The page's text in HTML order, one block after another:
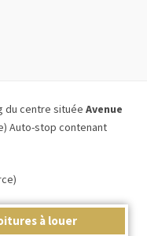
du centre située Avenue
Auto-stop contenant
à louer